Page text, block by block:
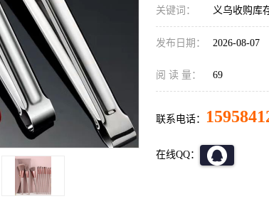
关键词： 义乌收购库
发布日期： 2026-08-07
阅 读 量： 69
联系电话：
在线QQ：